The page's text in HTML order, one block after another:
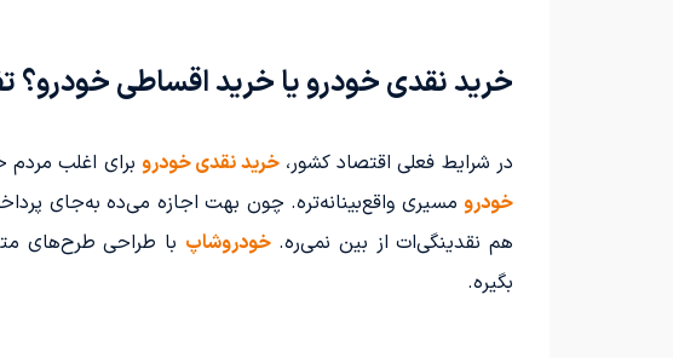
خرید نقدی خودرو یا خرید اقساطی
در شرایط فعلی اقتصاد کشور،خرید نقدی خودروبرای اغلب مردم
خودرو مسیری واقع‌بینانه‌تره. چون بهت اجازه می‌ده به‌جای
هم نقدینگی‌ات از بین نمی‌ره.خودروشاپ با طراحی طرح‌های
بگیره.